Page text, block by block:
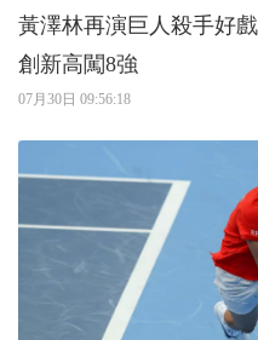
黃澤林再演巨人殺手好
創新高闖8強
07月30日 09:56:18